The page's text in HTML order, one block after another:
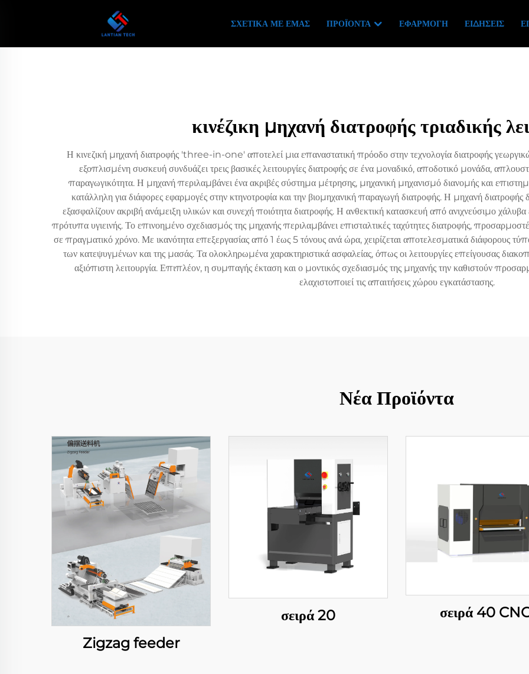
ΣΧΕΤΙΚΆ ΜΕ ΕΜΆΣ ΠΡΟΪΌΝΤΑ ΕΦΑΡΜΟΓΉ ΕΙΔΉΣΕΙΣ
κινέζικη μηχανή διατροφής τριαδικής
Η κινεζική μηχανή διατροφής 'three-in-one' αποτελεί μια επαναστατική πρόοδο στην τεχνολογία διατροφής
εξοπλισμένη συσκευή συνδυάζει τρεις βασικές λειτουργίες διατροφής σε ένα μοναδικό, αποδοτικό μονάδα,
παραγωγικότητα. Η μηχανή περιλαμβάνει ένα ακριβές σύστημα μέτρησης, μηχανική μηχανισμό διανομής και
κατάλληλη για διάφορες εφαρμογές στην κτηνοτροφία και την βιομηχανική παραγωγή διατροφής. Η μηχανή
εξασφαλίζουν ακριβή ανάμειξη υλικών και συνεχή ποιότητα διατροφής. Η ανθεκτική κατασκευή από ανιχνεύσιμο
πρότυπα υγιεινής. Το επινοημένο σχεδιασμός της μηχανής περιλαμβάνει επισταλτικές ταχύτητες διατροφής,
σε πραγματικό χρόνο. Με ικανότητα επεξεργασίας από 1 έως 5 τόνους ανά ώρα, χειρίζεται αποτελεσματικά διάφορους
των κατεψυγμένων και της μασάς. Τα ολοκληρωμένα χαρακτηριστικά ασφαλείας, όπως οι λειτουργίες επείγουσας
αξιόπιστη λειτουργία. Επιπλέον, η συμπαγής έκταση και ο μοντικός σχεδιασμός της μηχανής την καθιστούν
ελαχιστοποιεί τις απαιτήσεις χώρου εγκατάστασης.
Νέα Προϊόντα
Zigzag feeder
σειρά 20 σειρά 40